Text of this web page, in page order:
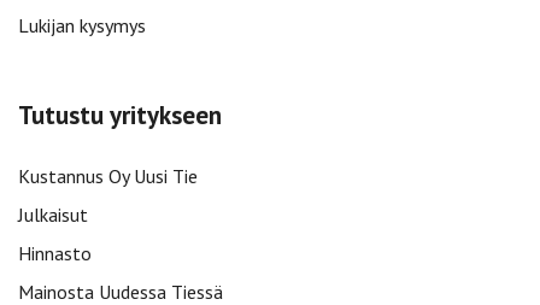
Lukijan kysymys
Tutustu yritykseen
Kustannus Oy Uusi Tie
Julkaisut
Hinnasto
Mainosta Uudessa Tiessä